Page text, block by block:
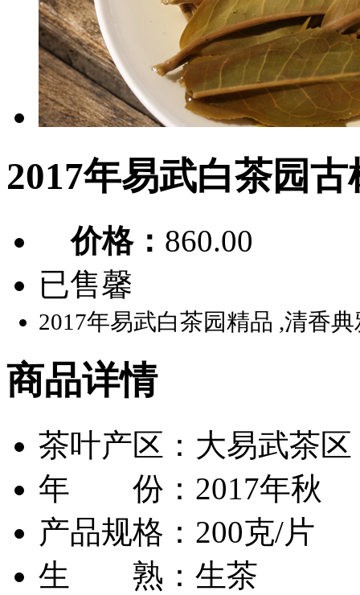
2017年易武白茶园
价格： 860.00
已售馨
2017年易武白茶园精品 ,清香
商品详情
茶叶产区：大易武茶区
年 份：2017年秋
产品规格：200克/片
生 熟：生茶